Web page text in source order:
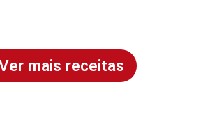
mais receitas